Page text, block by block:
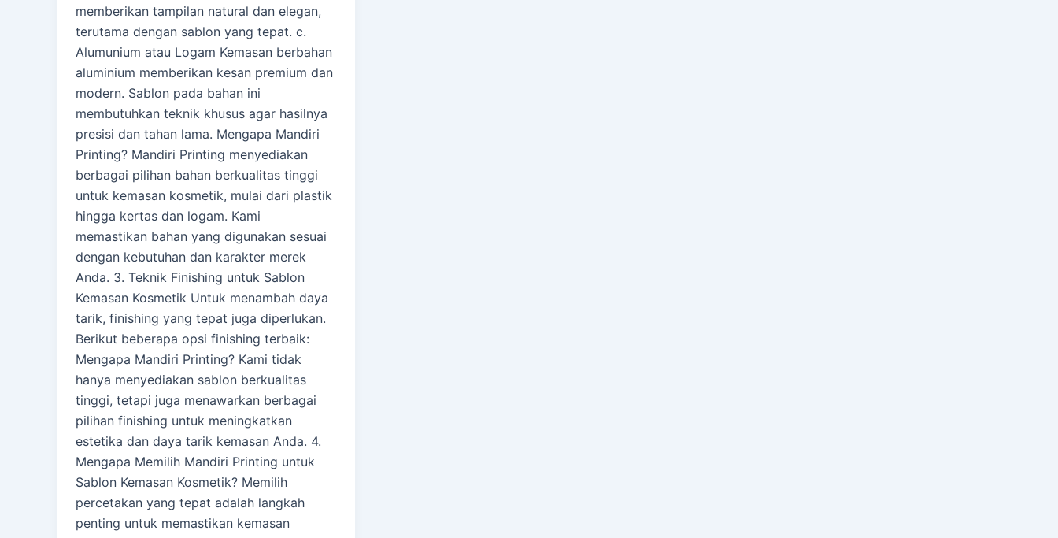
memberikan tampilan natural dan elegan,
terutama dengan sablon yang tepat. c.
Alumunium atau Logam Kemasan berbahan
aluminium memberikan kesan premium dan
modern. Sablon pada bahan ini
membutuhkan teknik khusus agar hasilnya
presisi dan tahan lama. Mengapa Mandiri
Printing? Mandiri Printing menyediakan
berbagai pilihan bahan berkualitas tinggi
untuk kemasan kosmetik, mulai dari plastik
hingga kertas dan logam. Kami
memastikan bahan yang digunakan sesuai
dengan kebutuhan dan karakter merek
Anda. 3. Teknik Finishing untuk Sablon
Kemasan Kosmetik Untuk menambah daya
tarik, finishing yang tepat juga diperlukan.
Berikut beberapa opsi finishing terbaik:
Mengapa Mandiri Printing? Kami tidak
hanya menyediakan sablon berkualitas
tinggi, tetapi juga menawarkan berbagai
pilihan finishing untuk meningkatkan
estetika dan daya tarik kemasan Anda. 4.
Mengapa Memilih Mandiri Printing untuk
Sablon Kemasan Kosmetik? Memilih
percetakan yang tepat adalah langkah
penting untuk memastikan kemasan